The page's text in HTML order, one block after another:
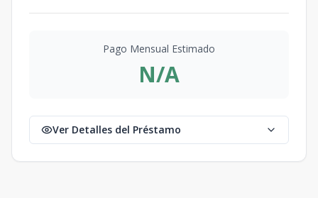
Pago Mensual Estimado
N/A
Ver Detalles del Préstamo